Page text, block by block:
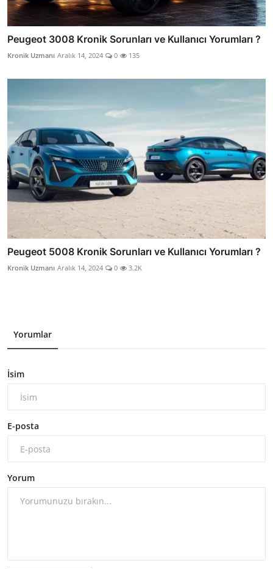
Peugeot 3008 Kronik Sorunları ve Kullanıcı Yorumları ?
Kronik Uzmanı Aralık 14, 2024 0 135
Peugeot 5008 Kronik Sorunları ve Kullanıcı Yorumları ?
Kronik Uzmanı Aralık 14, 2024 0 3.2K
Yorumlar
İsim
E-posta
Yorum